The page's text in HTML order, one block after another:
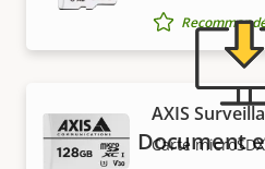
AXIS
Carte
Document